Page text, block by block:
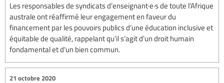
Les responsables de syndicats d’enseignant·e·s de toute l’Afrique
australe ont réaffirmé leur engagement en faveur du
financement par les pouvoirs publics d’une éducation inclusive et
équitable de qualité, rappelant qu’il s’agit d'un droit humain
fondamental et d'un bien commun.
21 octobre 2020